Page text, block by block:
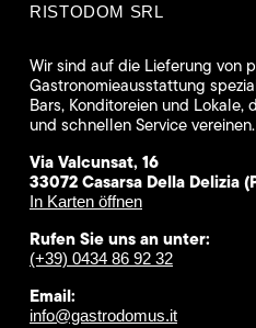
RISTODOM SRL
Wir sind auf die Lieferung von
Gastronomieausstattung
Bars, Konditoreien und
und schnellen Service vereinen.
Via Valcunsat, 16
33072 Casarsa Della Delizia
In Karten öffnen
Rufen Sie uns an unter:
(+39) 0434 86 92 32
Email:
info@gastrodomus.it